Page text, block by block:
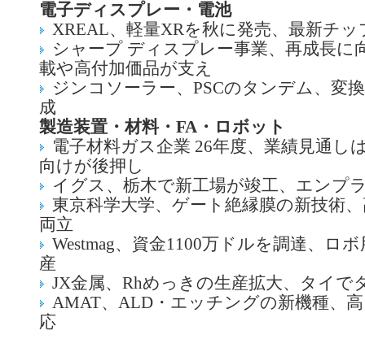
電子ディスプレー・電池
XREAL、軽量XRを秋に発売、最新チッ
シャープ ディスプレー事業、再成長に
載や高付加価品が支え
ジンコソーラー、PSCのタンデム、変
成
製造装置・材料・FA・ロボット
電子材料ガス企業 26年度、業績見通し
向けが後押し
イグス、栃木で新工場が竣工、エンプ
東京科学大学、ゲート絶縁膜の新技術
両立
Westmag、資金1100万ドルを調達、ロ
産
JX金属、Rhめっきの生産拡大、タイで
AMAT、ALD・エッチングの新機種、
応